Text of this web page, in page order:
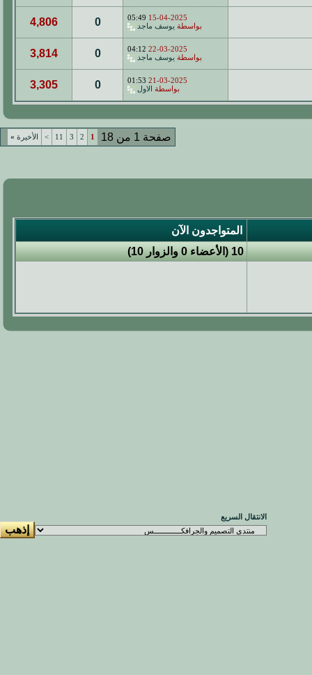
15-04-2025
05:49
بواسطة يوسف ماجد 0
4,806
22-03-2025
04:12
بواسطة يوسف ماجد 0
3,814
21-03-2025
01:53
بواسطة الاول 0
3,305
صفحة 1 من 18 1
2
3
11
> الأخيرة »
المتواجدون الآن
10 (الأعضاء 0 والزوار 10)
الانتقال السريع